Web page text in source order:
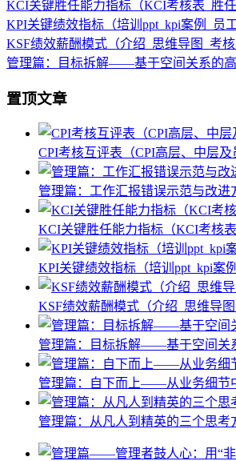
KCI关键胜任能力指标（KCI考核表_胜
KPI关键绩效指标（培训ppt_kpi案例_员
KSF绩效薪酬模式（介绍_思维导图_考核
管理篇：目标拆解——基于空间关系的
置顶文章
CPI考核互评表（CPI高层、中层及
管理篇：工作汇报错误示范与改进
KCI关键胜任能力指标（KCI考核
KPI关键绩效指标（培训ppt_kpi案
KSF绩效薪酬模式（介绍_思维导
管理篇：目标拆解——基于空间关
管理篇：自下而上——从业务细节
管理篇：从凡人到精英的三个思考